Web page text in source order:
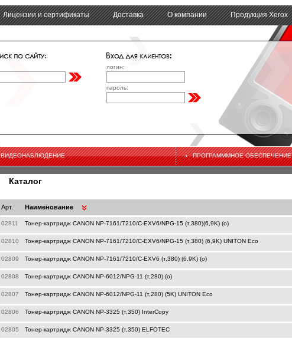
Лицензии и сертификаты Доставка О компании Продукция Xerox
логин:
пароль:
ВИДЕОНАБЛЮДЕНИЕ ПРОГРАМММНОЕ ОБЕСПЕЧЕНИЕ
Каталог
Арт. Наименование
02811 Тонер-картридж CANON NP-7161/7210/C-EXV6/NPG-15 (т,380)(6,9K) (o)
02810 Тонер-картридж CANON NP-7161/7210/C-EXV6/NPG-15 (т,380) (6,9K) UNITON Eco
02809 Тонер-картридж CANON NP-7161/7210/C-EXV6 (т,380) (6,9K) (o)
02808 Тонер-картридж CANON NP-6012/NPG-11 (т,280) (o)
02807 Тонер-картридж CANON NP-6012/NPG-11 (т,280) (5K) UNITON Eco
02806 Тонер-картридж CANON NP-3325 (т,350) InterCopy
02805 Тонер-картридж CANON NP-3325 (т,350) ELFOTEC